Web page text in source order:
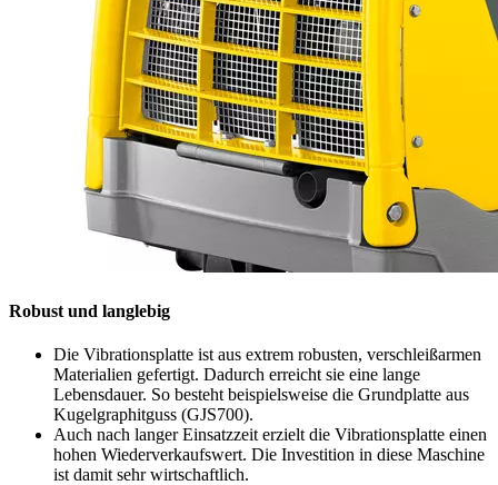
Robust und langlebig
Die Vibrationsplatte ist aus extrem robusten, verschleißarmen
Materialien gefertigt. Dadurch erreicht sie eine lange
Lebensdauer. So besteht beispielsweise die Grundplatte aus
Kugelgraphitguss (GJS700).
Auch nach langer Einsatzzeit erzielt die Vibrationsplatte einen
hohen Wiederverkaufswert. Die Investition in diese Maschine
ist damit sehr wirtschaftlich.